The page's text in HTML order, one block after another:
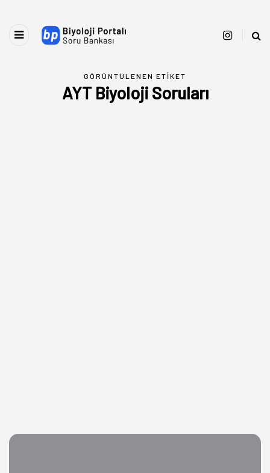
GÖRÜNTÜLENEN ETIKET
AYT Biyoloji Soruları